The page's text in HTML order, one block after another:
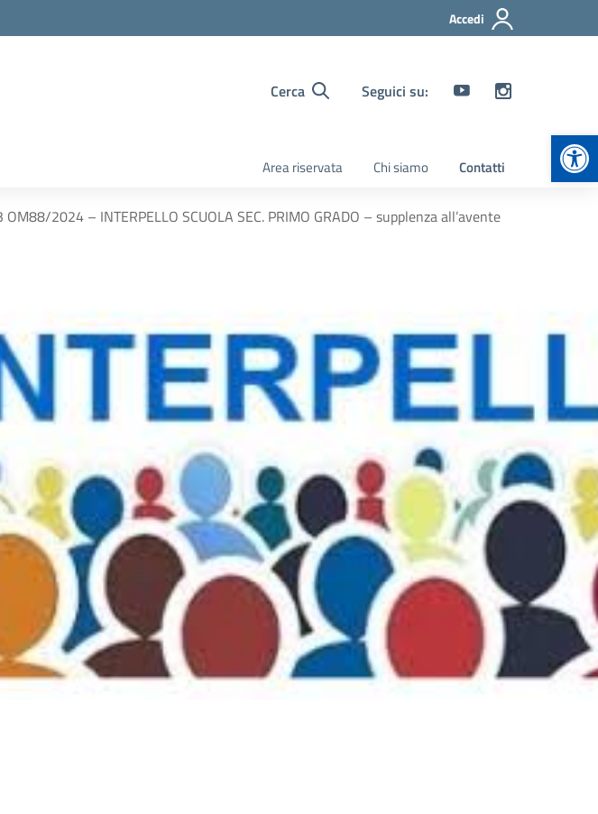
Accedi
Cerca Seguici su:
Area riservata Chi siamo Contatti
OM88/2024 – INTERPELLO SCUOLA SEC. PRIMO GRADO – supplenza all’avente